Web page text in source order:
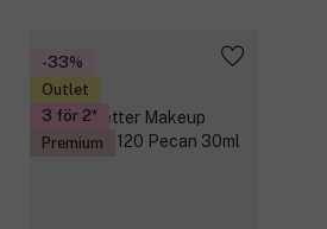
-33%
Outlet
3 för 2
Premium